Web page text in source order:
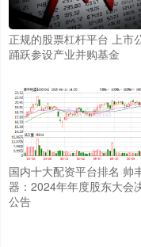
正规的股票杠杆平台 上市
踊跃参设产业并购基金
国内十大配资平台排名 帅
器：2024年年度股东大会
公告